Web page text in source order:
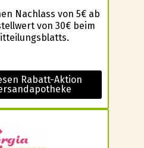
Nachlass von 5€ ab
von 30€ beim
Rabatt-Aktion